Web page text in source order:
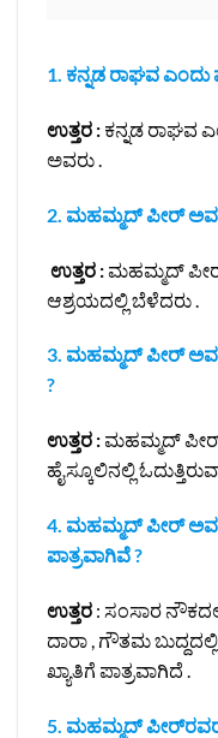
1. ಕನ್ನಡ ರಾಘವ ಎಂದು
ಉತ್ತರ : ಕನ್ನಡ ರಾಘವ
ಅವರು .
2. ಮಹಮ್ಮದ್ ಪೀರ್
ಉತ್ತರ :ಮಹಮ್ಮದ್
ಆಶ್ರಯದಲ್ಲಿ ಬೆಳೆದರು .
3. ಮಹಮ್ಮದ್ ಪೀರ್
?
ಉತ್ತರ :ಮಹಮ್ಮದ್
ಹೈಸ್ಕೂಲಿನಲ್ಲಿ
4. ಮಹಮ್ಮದ್ ಪೀರ್ ಅವರ
ಪಾತ್ರವಾಗಿವೆ ?
ಉತ್ತರ : ಸಂಸಾರ
ದಾರಾ , ಗೌತಮ
ಖ್ಯಾತಿಗೆ ಪಾತ್ರವಾಗಿದೆ .
5. ಮಹಮ್ಮದ್ ಪೀರ್‌ರವರ